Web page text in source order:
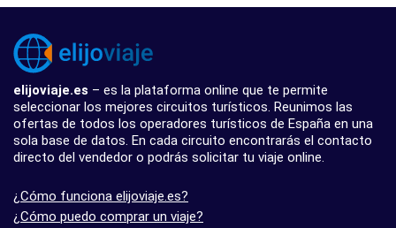
elijoviaje.es – es la plataforma online que te permite
seleccionar los mejores circuitos turísticos. Reunimos las
ofertas de todos los operadores turísticos de España en una
sola base de datos. En cada circuito encontrarás el contacto
directo del vendedor o podrás solicitar tu viaje online.
¿Cómo funciona elijoviaje.es?
¿Cómo puedo comprar un viaje?